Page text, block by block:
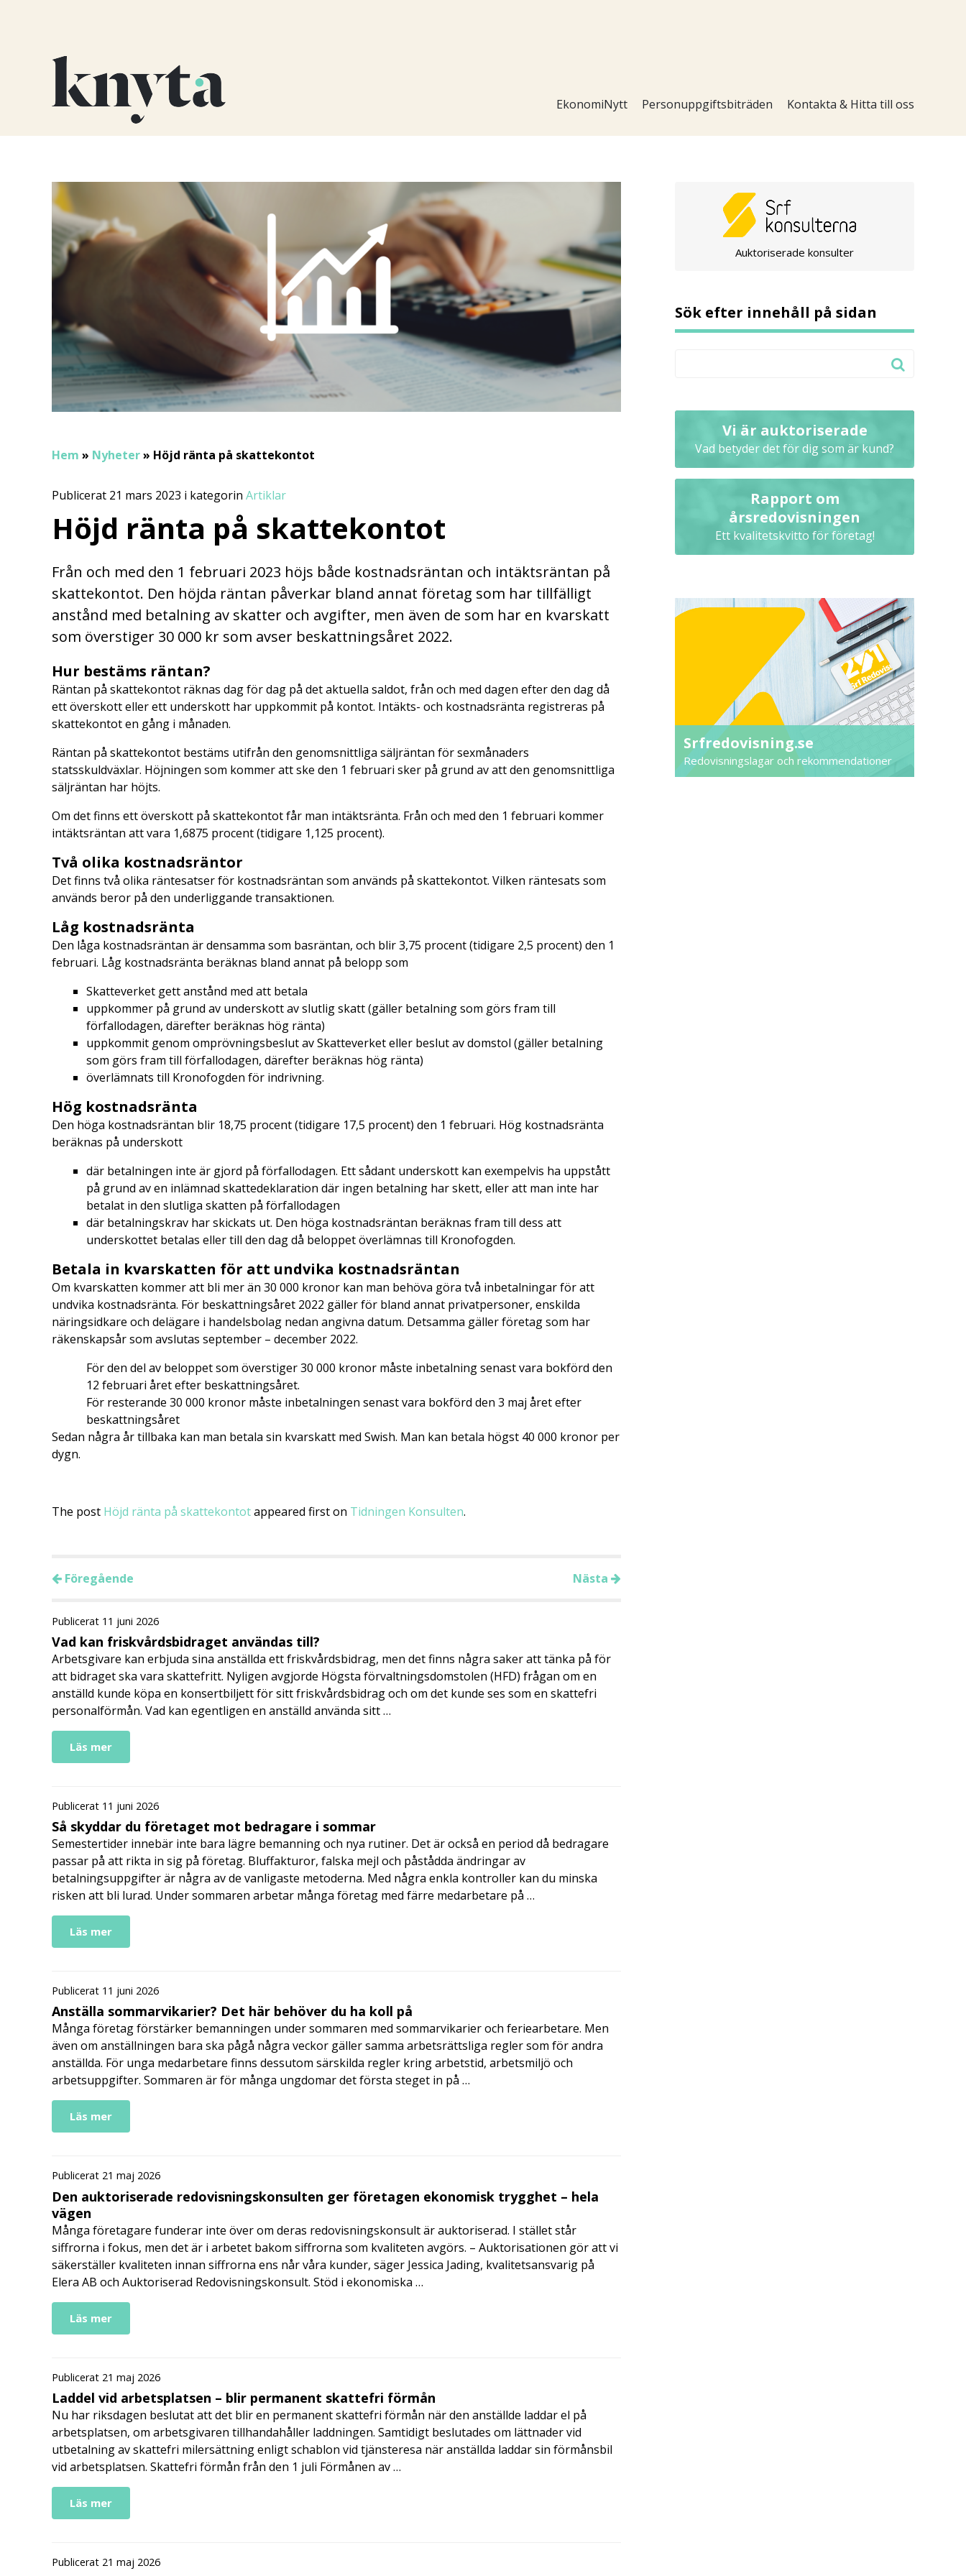
EkonomiNytt Personuppgiftsbiträden Kontakta & Hitta till oss
Hem » Nyheter» Höjd ränta på skattekontot
Publicerat 21 mars 2023 i kategorin Artiklar
Höjd ränta på skattekontot
Från och med den 1 februari 2023 höjs både kostnadsräntan och intäktsräntan på
skattekontot. Den höjda räntan påverkar bland annat företag som har tillfälligt
anstånd med betalning av skatter och avgifter, men även de som har en kvarskatt
som överstiger 30 000 kr som avser beskattningsåret 2022.
Hur bestäms räntan?
Räntan på skattekontot räknas dag för dag på det aktuella saldot, från och med dagen efter den dag då
ett överskott eller ett underskott har uppkommit på kontot. Intäkts- och kostnadsränta registreras på
skattekontot en gång i månaden.
Räntan på skattekontot bestäms utifrån den genomsnittliga säljräntan för sexmånaders
statsskuldväxlar. Höjningen som kommer att ske den 1 februari sker på grund av att den genomsnittliga
säljräntan har höjts.
Om det finns ett överskott på skattekontot får man intäktsränta. Från och med den 1 februari kommer
intäktsräntan att vara 1,6875 procent (tidigare 1,125 procent).
Två olika kostnadsräntor
Det finns två olika räntesatser för kostnadsräntan som används på skattekontot. Vilken räntesats som
används beror på den underliggande transaktionen.
Låg kostnadsränta
Den låga kostnadsräntan är densamma som basräntan, och blir 3,75 procent (tidigare 2,5 procent) den 1
februari. Låg kostnadsränta beräknas bland annat på belopp som
Skatteverket gett anstånd med att betala
uppkommer på grund av underskott av slutlig skatt (gäller betalning som görs fram till
förfallodagen, därefter beräknas hög ränta)
uppkommit genom omprövningsbeslut av Skatteverket eller beslut av domstol (gäller betalning
som görs fram till förfallodagen, därefter beräknas hög ränta)
överlämnats till Kronofogden för indrivning.
Hög kostnadsränta
Den höga kostnadsräntan blir 18,75 procent (tidigare 17,5 procent) den 1 februari. Hög kostnadsränta
beräknas på underskott
där betalningen inte är gjord på förfallodagen. Ett sådant underskott kan exempelvis ha uppstått
på grund av en inlämnad skattedeklaration där ingen betalning har skett, eller att man inte har
betalat in den slutliga skatten på förfallodagen
där betalningskrav har skickats ut. Den höga kostnadsräntan beräknas fram till dess att
underskottet betalas eller till den dag då beloppet överlämnas till Kronofogden.
Betala in kvarskatten för att undvika kostnadsräntan
Om kvarskatten kommer att bli mer än 30 000 kronor kan man behöva göra två inbetalningar för att
undvika kostnadsränta. För beskattningsåret 2022 gäller för bland annat privatpersoner, enskilda
näringsidkare och delägare i handelsbolag nedan angivna datum. Detsamma gäller företag som har
räkenskapsår som avslutas september – december 2022.
För den del av beloppet som överstiger 30 000 kronor måste inbetalning senast vara bokförd den
12 februari året efter beskattningsåret.
För resterande 30 000 kronor måste inbetalningen senast vara bokförd den 3 maj året efter
beskattningsåret
Sedan några år tillbaka kan man betala sin kvarskatt med Swish. Man kan betala högst 40 000 kronor per
dygn.
The post Höjd ränta på skattekontotappeared first on Tidningen Konsulten.
Föregående Nästa
Publicerat 11 juni 2026
Vad kan friskvårdsbidraget användas till?
Arbetsgivare kan erbjuda sina anställda ett friskvårdsbidrag, men det finns några saker att tänka på för
att bidraget ska vara skattefritt. Nyligen avgjorde Högsta förvaltningsdomstolen (HFD) frågan om en
anställd kunde köpa en konsertbiljett för sitt friskvårdsbidrag och om det kunde ses som en skattefri
personalförmån. Vad kan egentligen en anställd använda sitt …
Läs mer
Publicerat 11 juni 2026
Så skyddar du företaget mot bedragare i sommar
Semestertider innebär inte bara lägre bemanning och nya rutiner. Det är också en period då bedragare
passar på att rikta in sig på företag. Bluffakturor, falska mejl och påstådda ändringar av
betalningsuppgifter är några av de vanligaste metoderna. Med några enkla kontroller kan du minska
risken att bli lurad. Under sommaren arbetar många företag med färre medarbetare på …
Läs mer
Publicerat 11 juni 2026
Anställa sommarvikarier? Det här behöver du ha koll på
Många företag förstärker bemanningen under sommaren med sommarvikarier och feriearbetare. Men
även om anställningen bara ska pågå några veckor gäller samma arbetsrättsliga regler som för andra
anställda. För unga medarbetare finns dessutom särskilda regler kring arbetstid, arbetsmiljö och
arbetsuppgifter. Sommaren är för många ungdomar det första steget in på …
Läs mer
Publicerat 21 maj 2026
Den auktoriserade redovisningskonsulten ger företagen ekonomisk trygghet – hela
vägen
Många företagare funderar inte över om deras redovisningskonsult är auktoriserad. I stället står
siffrorna i fokus, men det är i arbetet bakom siffrorna som kvaliteten avgörs. – Auktorisationen gör att vi
säkerställer kvaliteten innan siffrorna ens når våra kunder, säger Jessica Jading, kvalitetsansvarig på
Elera AB och Auktoriserad Redovisningskonsult. Stöd i ekonomiska …
Läs mer
Publicerat 21 maj 2026
Laddel vid arbetsplatsen – blir permanent skattefri förmån
Nu har riksdagen beslutat att det blir en permanent skattefri förmån när den anställde laddar el på
arbetsplatsen, om arbetsgivaren tillhandahåller laddningen. Samtidigt beslutades om lättnader vid
utbetalning av skattefri milersättning enligt schablon vid tjänsteresa när anställda laddar sin förmånsbil
vid arbetsplatsen. Skattefri förmån från den 1 juli Förmånen av …
Läs mer
Publicerat 21 maj 2026
Auktoriserade konsulter
Sök efter innehåll på sidan
Vi är auktoriserade
Vad betyder det för dig som är kund?
Rapport om
årsredovisningen
Ett kvalitetskvitto för företag!
Srfredovisning.se
Redovisningslagar och rekommendationer